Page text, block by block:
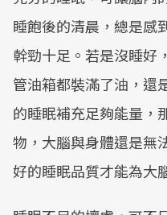
睡飽後的清晨，總是感
幹勁十足。若是沒睡好
管油箱都裝滿了油，還
的睡眠補充足夠能量，
物，大腦與身體還是無
好的睡眠品質才能為大